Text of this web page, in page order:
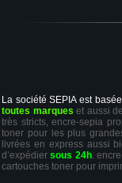
La société SEPIA est
toutes marques et aussi
très stricts, encre-sepia
toner pour les plus
livrées en express aussi
d’expédiersous 24h.
cartouches toner pour